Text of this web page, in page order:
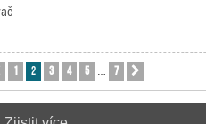
zPředchozí
1 2 3 4 5 7